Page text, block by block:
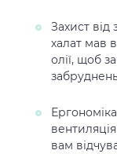
Захист
халат мав
олії, щоб
вам